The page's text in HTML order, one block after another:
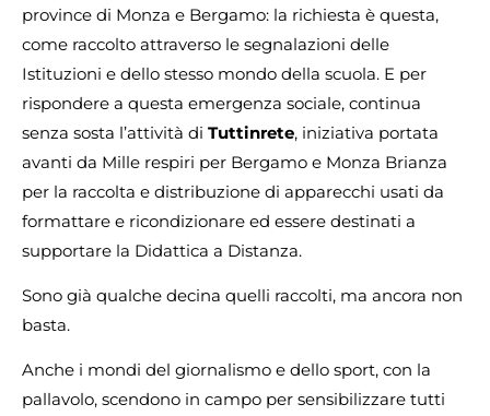
province di Monza e Bergamo: la richiesta è questa,
come raccolto attraverso le segnalazioni delle
Istituzioni e dello stesso mondo della scuola. E per
rispondere a questa emergenza sociale, continua
senza sosta l’attività di Tuttinrete, iniziativa portata
avanti da Mille respiri per Bergamo e Monza Brianza
per la raccolta e distribuzione di apparecchi usati da
formattare e ricondizionare ed essere destinati a
supportare la Didattica a Distanza.
Sono già qualche decina quelli raccolti, ma ancora non
basta.
Anche i mondi del giornalismo e dello sport, con la
pallavolo, scendono in campo per sensibilizzare tutti